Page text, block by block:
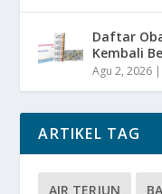
Daftar
Kembali
Agu 2, 2026 |
ARTIKEL TAG
AIR TERJUN